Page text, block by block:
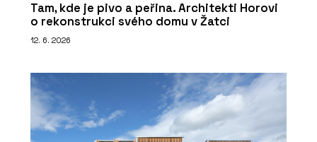
Tam, kde je pivo a peřina. Architekti Horovi
o rekonstrukci svého domu v Žatci
12. 6. 2026